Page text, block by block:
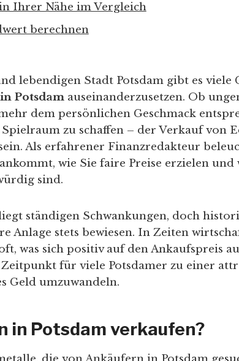
Ihrer Nähe im Vergleich
berechnen
lebendigen Stadt Potsdam gibt es viele
Potsdam auseinanderzusetzen. Ob
dem persönlichen Geschmack
zu schaffen – der Verkauf von
Als erfahrener Finanzredakteur
wie Sie faire Preise erzielen
sind.
ständigen Schwankungen, doch
Anlage stets bewiesen. In Zeiten
was sich positiv auf den Ankaufspreis
für viele Potsdamer zu einer
Geld umzuwandeln.
in Potsdam verkaufen?